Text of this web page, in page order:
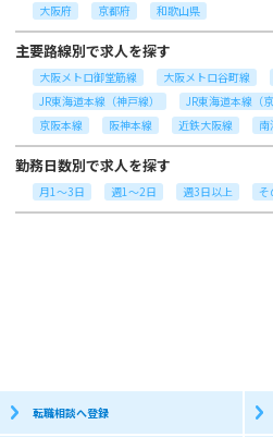
大阪府 京都府 和歌山県
主要路線別で求人を探す
大阪メトロ御堂筋線 大阪メトロ谷町線
JR東海道本線（神戸線）
JR東海道本線（京
京阪本線
阪神本線 近鉄大阪線 南
勤務日数別で求人を探す
月1～3日 週1～2日 週3日以上 そ
転職相談へ登録